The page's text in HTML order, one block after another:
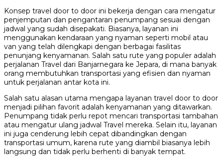
Konsep travel door to door ini bekerja dengan cara mengatur
penjemputan dan pengantaran penumpang sesuai dengan
jadwal yang sudah disepakati. Biasanya, layanan ini
menggunakan kendaraan yang nyaman seperti mobil atau
van yang telah dilengkapi dengan berbagai fasilitas
penunjang kenyamanan. Salah satu rute yang populer adalah
perjalanan Travel dari Banjarnegara ke Jepara, di mana banyak
orang membutuhkan transportasi yang efisien dan nyaman
untuk perjalanan antar kota ini.
Salah satu alasan utama mengapa layanan travel door to door
menjadi pilihan favorit adalah kenyamanan yang ditawarkan.
Penumpang tidak perlu repot mencari transportasi tambahan
atau mengatur ulang jadwal Travel mereka. Selain itu, layanan
ini juga cenderung lebih cepat dibandingkan dengan
transportasi umum, karena rute yang diambil biasanya lebih
langsung dan tidak perlu berhenti di banyak tempat.